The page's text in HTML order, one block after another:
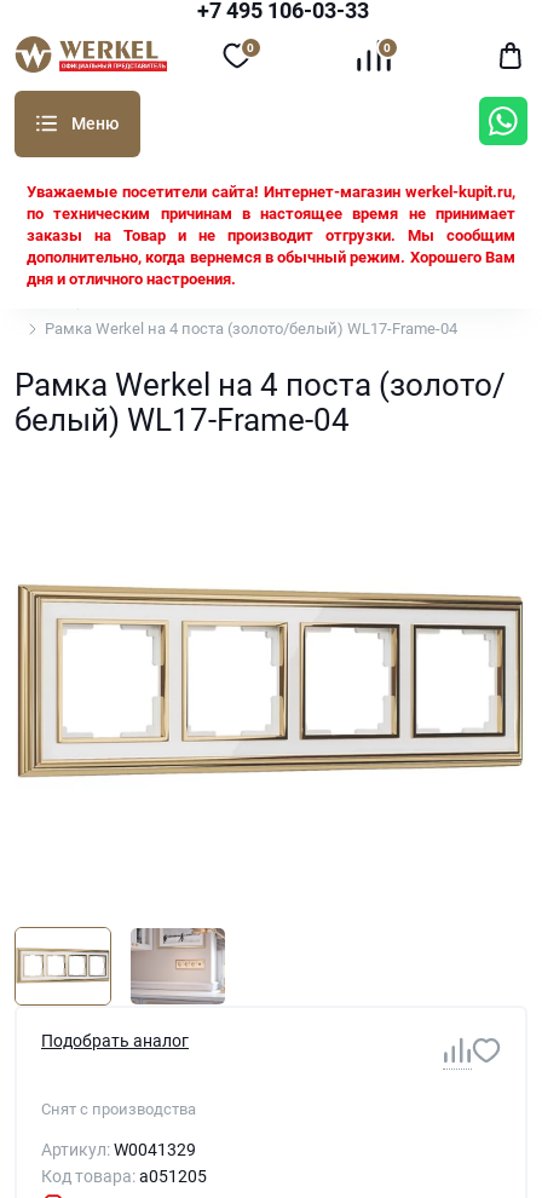
+7 495 106-03-33
Уважаемые посетители сайта! Интернет-магазин werkel-kupit.ru,
по техническим причинам в настоящее время не принимает
заказы на Товар и не производит отгрузки. Мы сообщим
дополнительно, когда вернемся в обычный режим. Хорошего Вам
дня и отличного настроения.
0 0
Рамка Werkel на 4 поста (золото/белый) WL17-Frame-04
Рамка Werkel на 4 поста (золото/
белый) WL17-Frame-04
Подобрать аналог
Снят с производства
Артикул:W0041329
Код товара:a051205